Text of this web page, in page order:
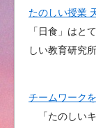
たのしい授業
「日食」はと
しい教育研究
チームワーク
「たのしい